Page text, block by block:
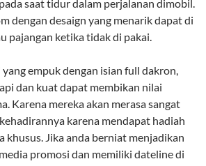
saat tidur dalam perjalanan dimobil.
dengan desaign yang menarik dapat di
pajangan ketika tidak di pakai.
empuk dengan isian full dakron,
dan kuat dapat membikan nilai
Karena mereka akan merasa sangat
karena mendapat hadiah
khusus. Jika anda berniat menjadikan
promosi dan memiliki dateline di